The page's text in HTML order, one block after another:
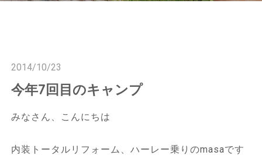
2014/10/23
今年7回目のキャンプ
みなさん、こんにちは
内装トータルリフォーム、ハーレー乗りのmasaです